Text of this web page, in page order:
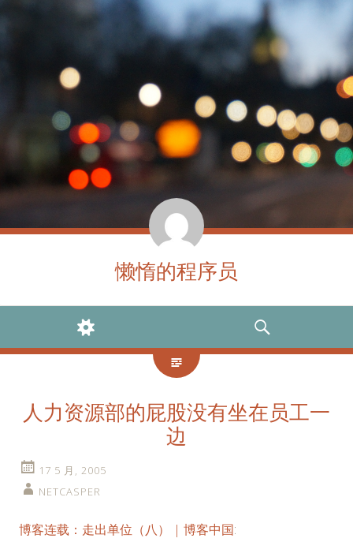
懒惰的程序员
WIDGETS
SEARCH
人力资源部的屁股没有坐在员工一
边
17 5 月, 2005
NETCASPER
博客连载：走出单位（八） | 博客中国: